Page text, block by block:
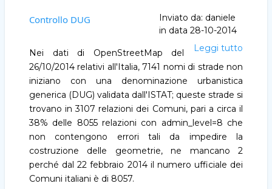
Controllo DUG Inviato da: daniele
in data 28-10-2014
Leggi tutto
Nei dati di OpenStreetMap del
26/10/2014 relativi all'Italia, 7141 nomi di strade non
iniziano con una denominazione urbanistica
generica (DUG) validata dall'ISTAT; queste strade si
trovano in 3107 relazioni dei Comuni, pari a circa il
38% delle 8055 relazioni con admin_level=8 che
non contengono errori tali da impedire la
costruzione delle geometrie, ne mancano 2
perché dal 22 febbraio 2014 il numero ufficiale dei
Comuni italiani è di 8057.